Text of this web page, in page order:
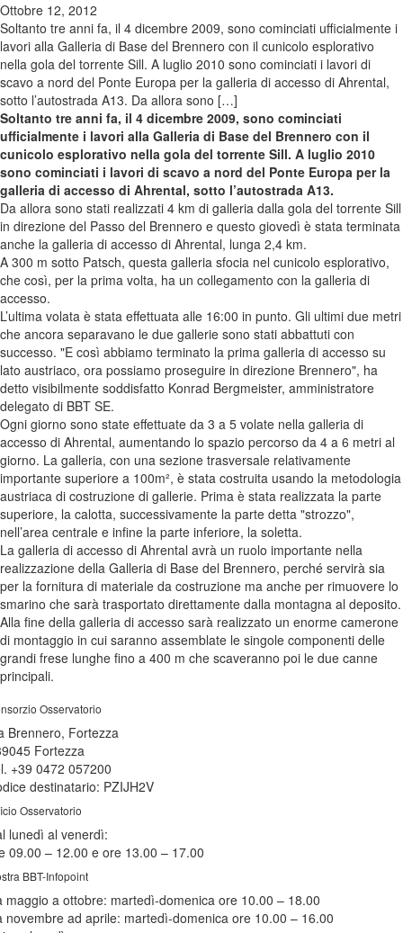
Ottobre 12, 2012
Soltanto tre anni fa, il 4 dicembre 2009, sono cominciati ufficialmente i
lavori alla Galleria di Base del Brennero con il cunicolo esplorativo
nella gola del torrente Sill. A luglio 2010 sono cominciati i lavori di
scavo a nord del Ponte Europa per la galleria di accesso di Ahrental,
sotto l’autostrada A13. Da allora sono […]
Soltanto tre anni fa, il 4 dicembre 2009, sono cominciati
ufficialmente i lavori alla Galleria di Base del Brennero con il
cunicolo esplorativo nella gola del torrente Sill. A luglio 2010
sono cominciati i lavori di scavo a nord del Ponte Europa per la
galleria di accesso di Ahrental, sotto l’autostrada A13.
Da allora sono stati realizzati 4 km di galleria dalla gola del torrente Sill
in direzione del Passo del Brennero e questo giovedì è stata terminata
anche la galleria di accesso di Ahrental, lunga 2,4 km.
A 300 m sotto Patsch, questa galleria sfocia nel cunicolo esplorativo,
che così, per la prima volta, ha un collegamento con la galleria di
accesso.
L’ultima volata è stata effettuata alle 16:00 in punto. Gli ultimi due metri
che ancora separavano le due gallerie sono stati abbattuti con
successo. "E così abbiamo terminato la prima galleria di accesso su
lato austriaco, ora possiamo proseguire in direzione Brennero", ha
detto visibilmente soddisfatto Konrad Bergmeister, amministratore
delegato di BBT SE.
Ogni giorno sono state effettuate da 3 a 5 volate nella galleria di
accesso di Ahrental, aumentando lo spazio percorso da 4 a 6 metri al
giorno. La galleria, con una sezione trasversale relativamente
importante superiore a 100m², è stata costruita usando la metodologia
austriaca di costruzione di gallerie. Prima è stata realizzata la parte
superiore, la calotta, successivamente la parte detta "strozzo",
nell’area centrale e infine la parte inferiore, la soletta.
La galleria di accesso di Ahrental avrà un ruolo importante nella
realizzazione della Galleria di Base del Brennero, perché servirà sia
per la fornitura di materiale da costruzione ma anche per rimuovere lo
smarino che sarà trasportato direttamente dalla montagna al deposito.
Alla fine della galleria di accesso sarà realizzato un enorme camerone
di montaggio in cui saranno assemblate le singole componenti delle
grandi frese lunghe fino a 400 m che scaveranno poi le due canne
principali.
Osservatorio
Brennero, Fortezza
Fortezza
+39 0472 057200
destinatario: PZIJH2V
Osservatorio
lunedì al venerdì:
09.00 – 12.00 e ore 13.00 – 17.00
BBT-Infopoint
maggio a ottobre: martedì-domenica ore 10.00 – 18.00
novembre ad aprile: martedì-domenica ore 10.00 – 16.00